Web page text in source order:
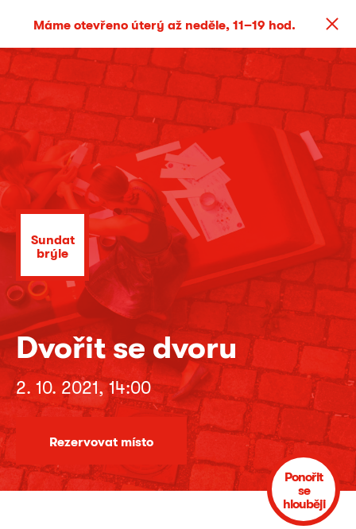
Máme otevřeno úterý až neděle, 11–19 hod.
Sundat
brýle
Dvořit se dvoru
2. 10. 2021, 14:00
Rezervovat místo
Ponořit
se
hlouběji